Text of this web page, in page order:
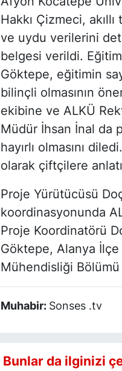
Hakkı Çizmeci,
ve uydu verilerini
belgesi verildi.
Göktepe, eğitimin
bilinçli olmasının
ekibine ve ALKÜ
Müdür İhsan İnal da
hayırlı olmasını
olarak çiftçilere
Proje Yürütücüsü
koordinasyonunda
Proje Koordinatörü
Göktepe, Alanya İlçe
Mühendisliği
Muhabir: Sonses .tv
Bunlar da ilginizi